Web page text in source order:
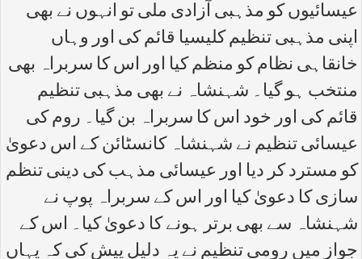
عیسائیوں کو مذہبی آزادی ملی تو انہوں نے بھی
اپنی مذہبی تنظیم کلیسیا قائم کی اور وہاں
خانقاہی نظام کو منظم کیا اور اس کا سربراہ بھی
منتخب ہو گیا۔ شہنشاہ نے بھی مذہبی تنظیم
قائم کی اور خود اس کا سربراہ بن گیا۔ روم کی
عیسائی تنظیم نے شہنشاہ کانسٹائن کے اس دعویٰ
کو مسترد کر دیا اور عیسائی مذہب کی دینی تنظم
سازی کا دعویٰ کیا اور اس کے سربراہ پوپ نے
شہنشاہ سے بھی برتر ہونے کا دعویٰ کیا۔ اس کے
جواز میں رومی تنظیم نے یہ دلیل پیش کی کہ یہاں